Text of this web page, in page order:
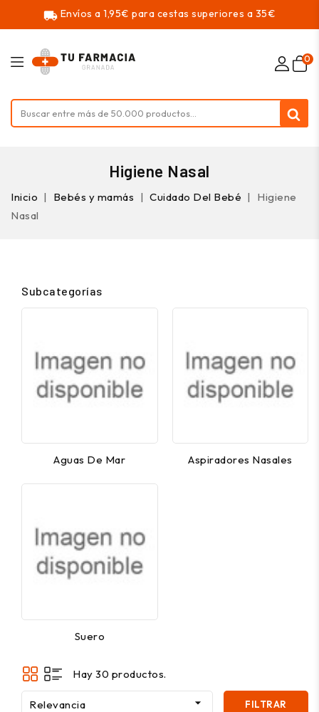
local_shipping Envíos a 1,95€ para cestas superiores a 35€
0
Higiene Nasal
Inicio Bebés y mamás Cuidado Del Bebé
Higiene
Nasal
Subcategorías
Aguas De Mar Aspiradores Nasales
Suero
Hay 30 productos.
Relevancia  FILTRAR